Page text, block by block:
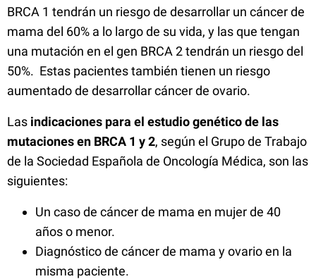
BRCA 1 tendrán un riesgo de desarrollar un cáncer de
mama del 60% a lo largo de su vida, y las que tengan
una mutación en el gen BRCA 2 tendrán un riesgo del
50%. Estas pacientes también tienen un riesgo
aumentado de desarrollar cáncer de ovario.
Las indicaciones para el estudio genético de las
mutaciones en BRCA 1 y 2, según el Grupo de Trabajo
de la Sociedad Española de Oncología Médica, son las
siguientes:
Un caso de cáncer de mama en mujer de 40
años o menor.
Diagnóstico de cáncer de mama y ovario en la
misma paciente.